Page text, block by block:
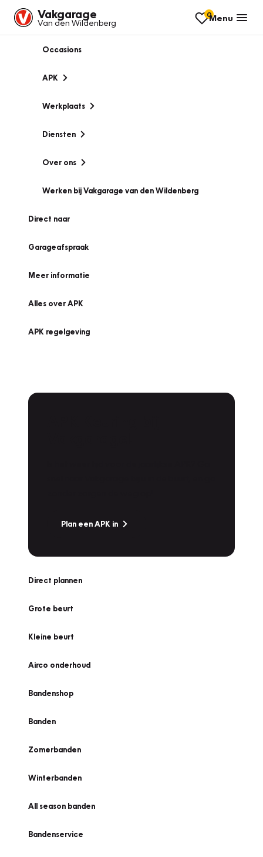
Vakgarage
Van den Wildenberg
0Menu
Occasions
APK
Werkplaats
Diensten
Over ons
Werken bij Vakgarage van den Wildenberg
Direct naar
Garageafspraak
Meer informatie
Alles over APK
APK regelgeving
Plan een APK in
Direct plannen
Grote beurt
Kleine beurt
Airco onderhoud
Bandenshop
Banden
Zomerbanden
Winterbanden
All season banden
Bandenservice